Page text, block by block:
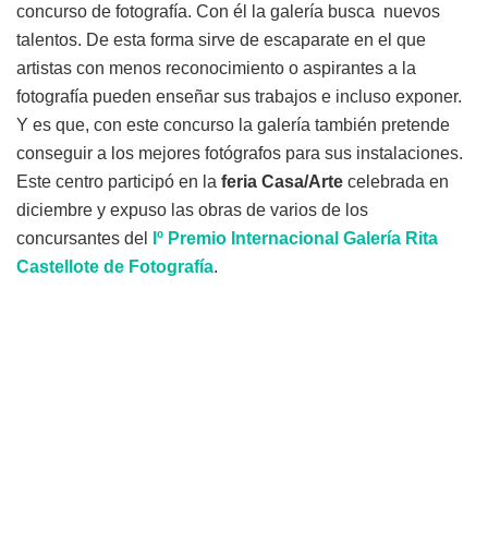
concurso de fotografía. Con él la galería busca nuevos
talentos. De esta forma sirve de escaparate en el que
artistas con menos reconocimiento o aspirantes a la
fotografía pueden enseñar sus trabajos e incluso exponer.
Y es que, con este concurso la galería también pretende
conseguir a los mejores fotógrafos para sus instalaciones.
Este centro participó en la feria Casa/Arte celebrada en
diciembre y expuso las obras de varios de los
concursantes del
Iº Premio Internacional Galería Rita
Castellote de Fotografía.